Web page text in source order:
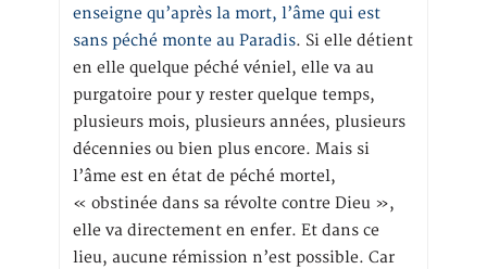
enseigne qu’après la mort, l’âme qui est
sans péché monte au Paradis. Si elle détient
en elle quelque péché véniel, elle va au
purgatoire pour y rester quelque temps,
plusieurs mois, plusieurs années, plusieurs
décennies ou bien plus encore. Mais si
l’âme est en état de péché mortel,
« obstinée dans sa révolte contre Dieu »,
elle va directement en enfer. Et dans ce
lieu, aucune rémission n’est possible. Car